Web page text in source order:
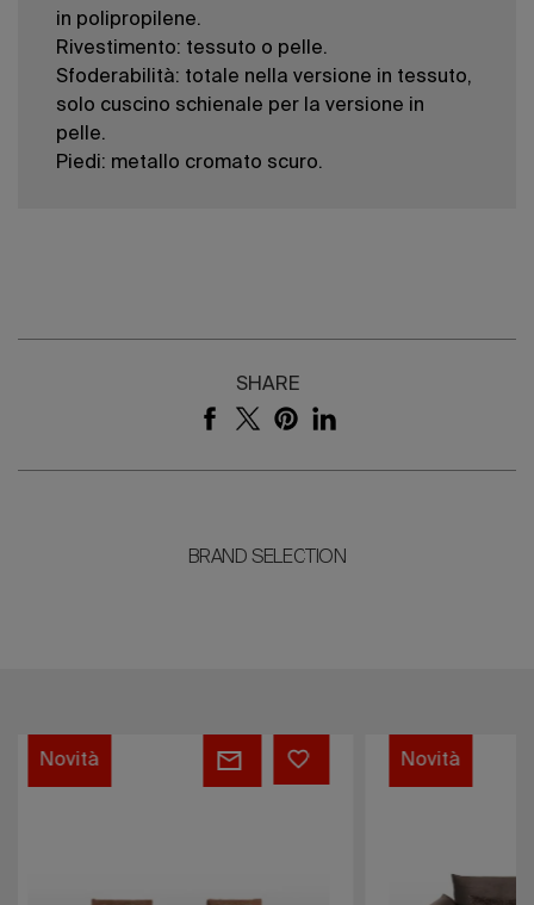
in polipropilene.
Rivestimento: tessuto o pelle.
Sfoderabilità: totale nella versione in tessuto,
solo cuscino schienale per la versione in
pelle.
Piedi: metallo cromato scuro.
SHARE
BRAND SELECTION
Cristal
Novità
Blob
Novità